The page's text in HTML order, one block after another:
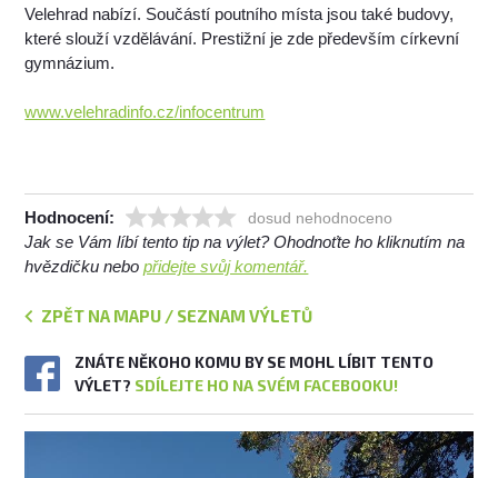
Velehrad nabízí. Součástí poutního místa jsou také budovy,
které slouží vzdělávání. Prestižní je zde především církevní
gymnázium.
www.velehradinfo.cz/infocentrum
Hodnocení: dosud nehodnoceno
Jak se Vám líbí tento tip na výlet? Ohodnoťte ho kliknutím na
hvězdičku nebopřidejte svůj komentář.
ZPĚT NA MAPU / SEZNAM VÝLETŮ
ZNÁTE NĚKOHO KOMU BY SE MOHL LÍBIT TENTO
VÝLET? SDÍLEJTE HO NA SVÉM FACEBOOKU!